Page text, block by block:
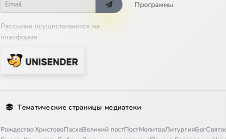
Рассылки осуществляются на
платформе
Программы
Тематические страницы медиатеки
Рождество ХристовоПасхаВеликий постПостМолитваЛитургияБог